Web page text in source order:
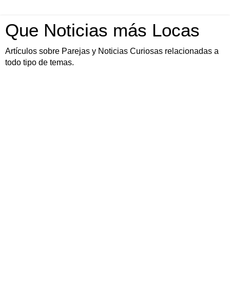
Que Noticias más Locas
Artículos sobre Parejas y Noticias Curiosas relacionadas a
todo tipo de temas.